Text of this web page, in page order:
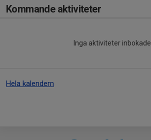
Kommande aktiviteter
Inga aktiviteter inbokade
Hela kalendern